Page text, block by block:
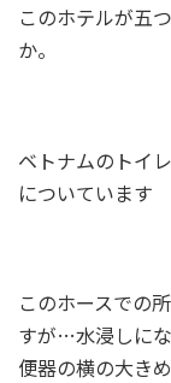
このホテルが五
か。
ベトナムのトイ
についています
このホースでの
すが…水浸しにな
便器の横の大き